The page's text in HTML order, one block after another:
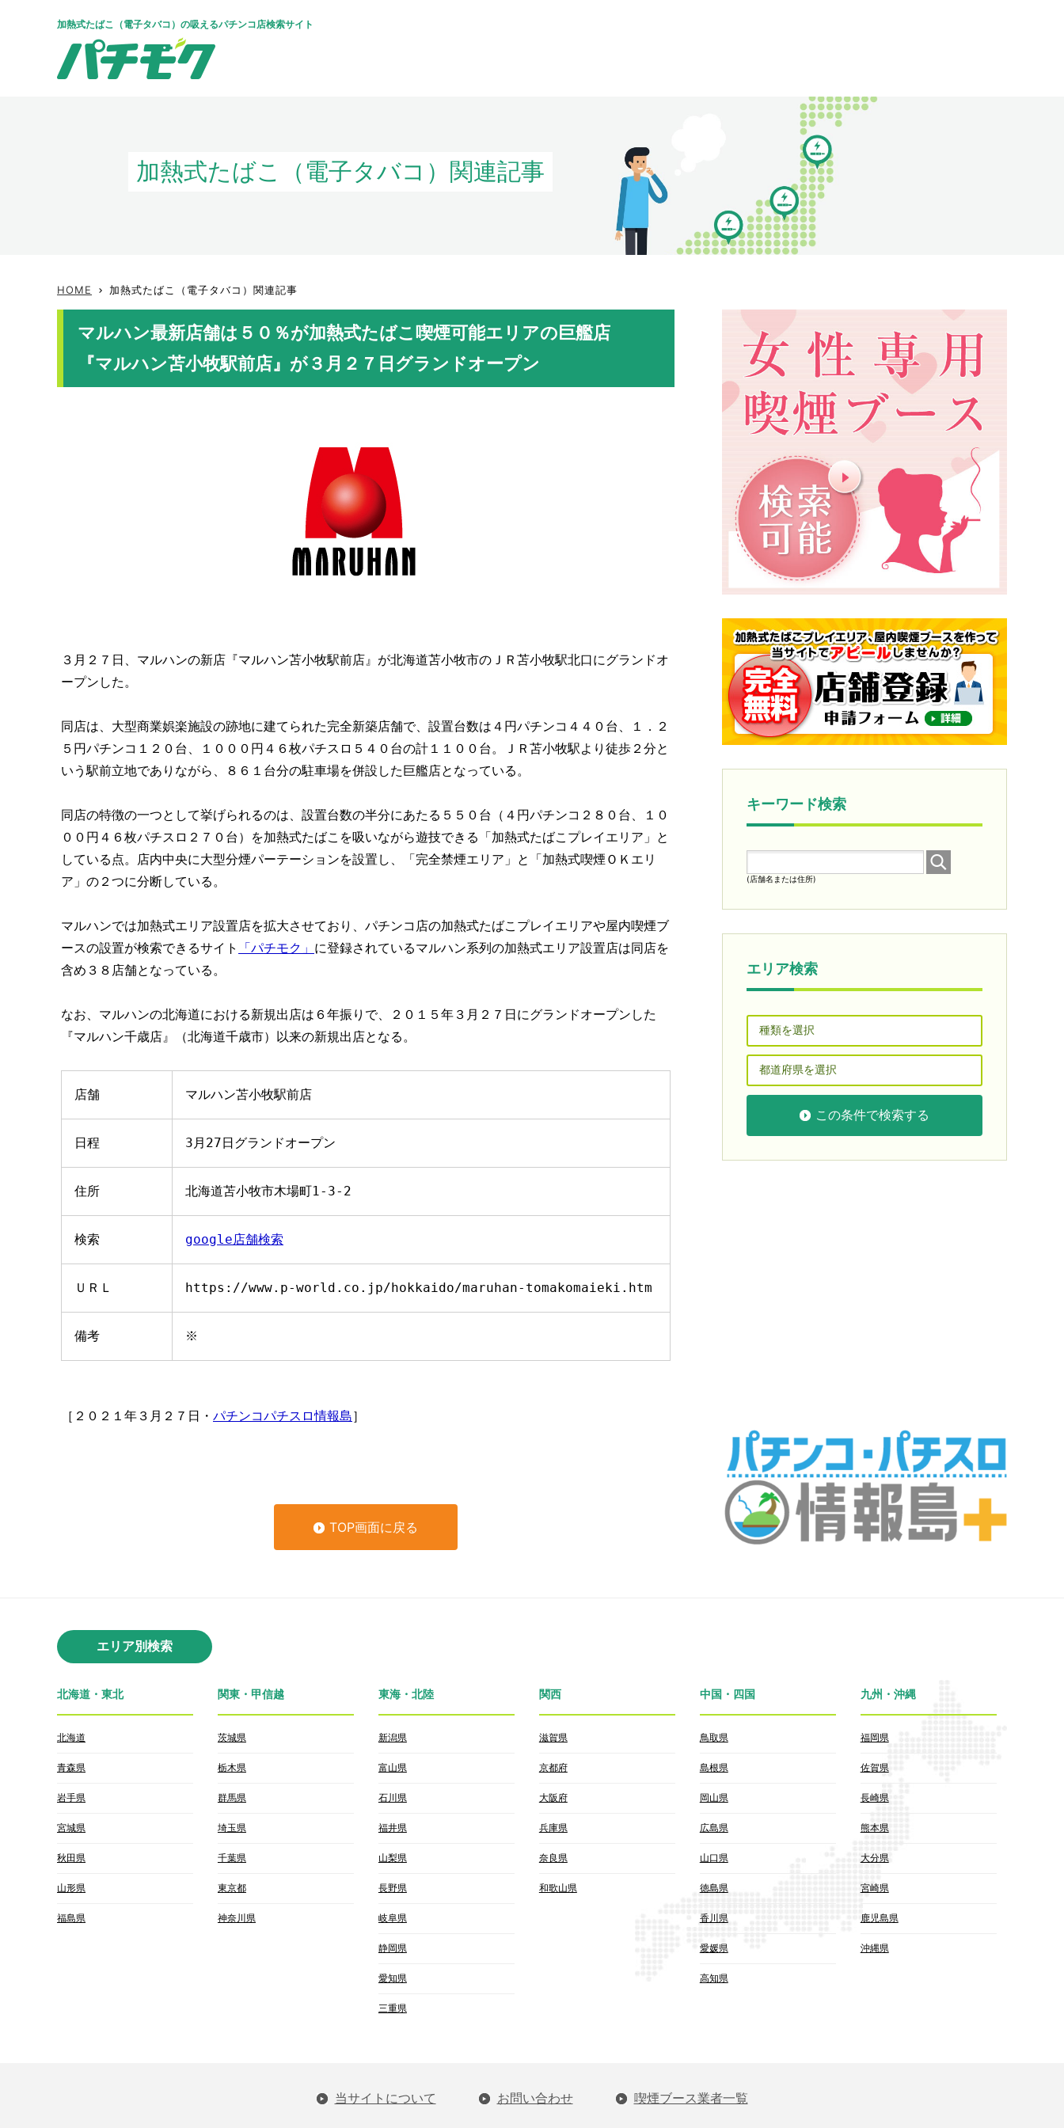
加熱式たばこ（電子タバコ）の吸えるパチンコ店検索サイト
加熱式たばこ（電子タバコ）関連記事
HOME keyboard_arrow_right 加熱式たばこ（電子タバコ）関連記事
マルハン最新店舗は５０％が加熱式たばこ喫煙可能エリアの巨艦店
『マルハン苫小牧駅前店』が３月２７日グランドオープン
３月２７日、マルハンの新店『マルハン苫小牧駅前店』が北海道苫小牧市のＪＲ苫小牧駅北口にグランドオ
ープンした。
同店は、大型商業娯楽施設の跡地に建てられた完全新築店舗で、設置台数は４円パチンコ４４０台、１．２
５円パチンコ１２０台、１０００円４６枚パチスロ５４０台の計１１００台。ＪＲ苫小牧駅より徒歩２分と
いう駅前立地でありながら、８６１台分の駐車場を併設した巨艦店となっている。
同店の特徴の一つとして挙げられるのは、設置台数の半分にあたる５５０台（４円パチンコ２８０台、１０
００円４６枚パチスロ２７０台）を加熱式たばこを吸いながら遊技できる「加熱式たばこプレイエリア」と
している点。店内中央に大型分煙パーテーションを設置し、「完全禁煙エリア」と「加熱式喫煙ＯＫエリ
ア」の２つに分断している。
マルハンでは加熱式エリア設置店を拡大させており、パチンコ店の加熱式たばこプレイエリアや屋内喫煙ブ
ースの設置が検索できるサイト
「パチモク」 に登録されているマルハン系列の加熱式エリア設置店は同店を
含め３８店舗となっている。
なお、マルハンの北海道における新規出店は６年振りで、２０１５年３月２７日にグランドオープンした
『マルハン千歳店』（北海道千歳市）以来の新規出店となる。
店舗 マルハン苫小牧駅前店
日程 3月27日グランドオープン
住所 北海道苫小牧市木場町1-3-2
検索 google店舗検索
ＵＲＬ https://www.p-world.co.jp/hokkaido/maruhan-tomakomaieki.htm
備考 ※
［２０２１年３月２７日・ パチンコパチスロ情報島］
TOP画面に戻る
キーワード検索
(店舗名または住所)
エリア検索
この条件で検索する
エリア別検索
北海道・東北
北海道
青森県
岩手県
宮城県
秋田県
山形県
福島県
関東・甲信越
茨城県
栃木県
群馬県
埼玉県
千葉県
東京都
神奈川県
東海・北陸
新潟県
富山県
石川県
福井県
山梨県
長野県
岐阜県
静岡県
愛知県
三重県
関西
滋賀県
京都府
大阪府
兵庫県
奈良県
和歌山県
中国・四国
鳥取県
島根県
岡山県
広島県
山口県
徳島県
香川県
愛媛県
高知県
九州・沖縄
福岡県
佐賀県
長崎県
熊本県
大分県
宮崎県
鹿児島県
沖縄県
当サイトについて お問い合わせ 喫煙ブース業者一覧